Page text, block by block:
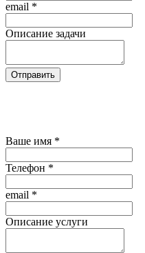
email *
Описание задачи
Отправить
Ваше имя *
Телефон *
email *
Описание услуги